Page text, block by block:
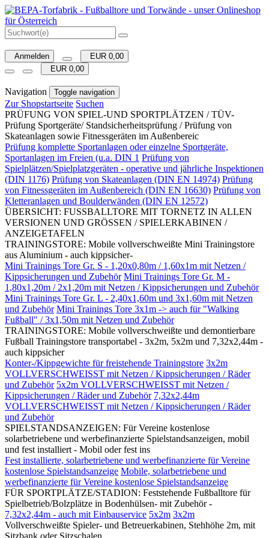
Anmelden
EUR 0,00
EUR 0,00
Navigation Toggle navigation
Zur Shopstartseite Suchen
PRÜFUNG VON SPIEL-UND SPORTPLÄTZEN / TÜV-
Prüfung Sportgeräte/ Standsicherheitsprüfung / Prüfung von
Skateanlagen sowie Fitnessgeräten im Außenbereic
Prüfung komplette Sportanlagen oder einzelne Sportgeräte,
Sportanlagen im Freien (u.a. DIN 1 Prüfung von
Spielplätzen/Spielplatzgeräten - operative und jährliche Inspektionen
(DIN 1176) Prüfung von Skateanlagen (DIN EN 14974) Prüfung
von Fitnessgeräten im Außenbereich (DIN EN 16630) Prüfung von
Kletteranlagen und Boulderwänden (DIN EN 12572)
ÜBERSICHT: FUSSBALLTORE MIT TORNETZ IN ALLEN
VERSIONEN UND GRÖSSEN / SPIELERKABINEN /
ANZEIGETAFELN
TRAININGSTORE: Mobile vollverschweißte Mini Trainingstore
aus Aluminium - auch kippsicher-
Mini Trainings Tore Gr. S - 1,20x0,80m / 1,60x1m mit Netzen /
Kippsicherungen und Zubehör Mini Trainings Tore Gr. M -
1,80x1,20m / 2x1,20m mit Netzen / Kippsicherungen und Zubehör
Mini Trainings Tore Gr. L - 2,40x1,60m und 3x1,60m mit Netzen
und Zubehör Mini Trainings Tore 3x1m -> auch für "Walking
Fußball" / 3x1,50m mit Netzen und Zubehör
TRAININGSTORE: Mobile vollverschweißte und demontierbare
Fußball Trainingstore transportabel - 3x2m, 5x2m und 7,32x2,44m -
auch kippsicher
Konter-/Kippgewichte für freistehende Trainingstore 3x2m
VOLLVERSCHWEISST mit Netzen / Kippsicherungen / Räder
und Zubehör 5x2m VOLLVERSCHWEISST mit Netzen /
Kippsicherungen / Räder und Zubehör 7,32x2,44m
VOLLVERSCHWEISST mit Netzen / Kippsicherungen / Räder
und Zubehör
SPIELSTANDSANZEIGEN: Für Vereine kostenlose
solarbetriebene und werbefinanzierte Spielstandsanzeigen, mobil
und fest installiert - Mobil oder fest ins
Fest installierte, solarbetriebene und werbefinanzierte für Vereine
kostenlose Spielstandsanzeige Mobile, solarbetriebene und
werbefinanzierte für Vereine kostenlose Spielstandsanzeige
FÜR SPORTPLÄTZE/STADION: Feststehende Fußballtore für
Spielbetrieb/Bolzplätze in Bodenhülsen- mit Zubehör -
7,32x2,44m - auch mit Einbauservice 5x2m 3x2m
Vollverschweißte Spieler- und Betreuerkabinen, Stehhöhe 2m, mit
Sitzbank oder Sitzschalen